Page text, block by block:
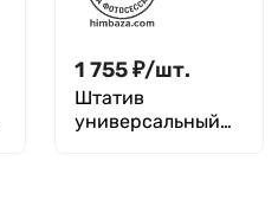
1 755₽/шт.
Штатив
универсальный